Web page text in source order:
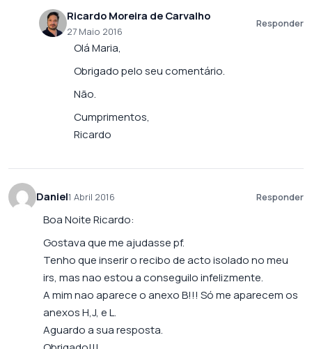
Ricardo Moreira de Carvalho
27 Maio 2016
Responder
Olá Maria,
Obrigado pelo seu comentário.
Não.
Cumprimentos,
Ricardo
Daniel1 Abril 2016 Responder
Boa Noite Ricardo:
Gostava que me ajudasse pf.
Tenho que inserir o recibo de acto isolado no meu
irs, mas nao estou a conseguilo infelizmente.
A mim nao aparece o anexo B!!! Só me aparecem os
anexos H,J, e L.
Aguardo a sua resposta.